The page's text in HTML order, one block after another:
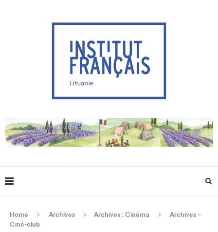
Home Archives Archives : Cinéma
Archives –
Ciné-club